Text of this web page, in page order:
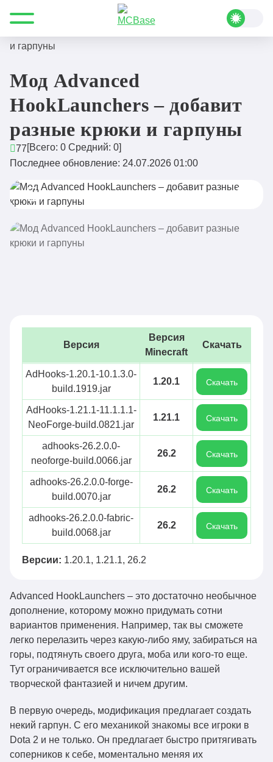
Все для Minecraft Моды Прочие
и гарпуны
Мод Advanced
HookLaunchers – добавит
разные крюки и гарпуны
77[Всего: 0 Средний: 0]
Последнее обновление: 24.07.2026 01:00
Версия
Версия
Minecraft
Скачать
AdHooks-1.20.1-10.1.3.0-
build.1919.jar
1.20.1 Скачать
AdHooks-1.21.1-11.1.1.1-
NeoForge-build.0821.jar
1.21.1 Скачать
adhooks-26.2.0.0-
neoforge-build.0066.jar
26.2 Скачать
adhooks-26.2.0.0-forge-
build.0070.jar
26.2 Скачать
adhooks-26.2.0.0-fabric-
build.0068.jar
26.2 Скачать
Версии: 1.20.1, 1.21.1, 26.2
Advanced HookLaunchers – это достаточно необычное
дополнение, которому можно придумать сотни
вариантов применения. Например, так вы сможете
легко перелазить через какую-либо яму, забираться на
горы, подтянуть своего друга, моба или кого-то еще.
Тут ограничивается все исключительно вашей
творческой фантазией и ничем другим.
В первую очередь, модификация предлагает создать
некий гарпун. С его механикой знакомы все игроки в
Dota 2 и не только. Он предлагает быстро притягивать
соперников к себе, моментально меняя их